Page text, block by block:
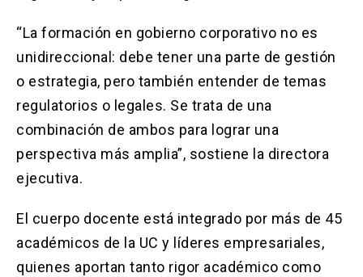
“La formación en gobierno corporativo no es
unidireccional: debe tener una parte de gestión
o estrategia, pero también entender de temas
regulatorios o legales. Se trata de una
combinación de ambos para lograr una
perspectiva más amplia”, sostiene la directora
ejecutiva.
El cuerpo docente está integrado por más de 45
académicos de la UC y líderes empresariales,
quienes aportan tanto rigor académico como